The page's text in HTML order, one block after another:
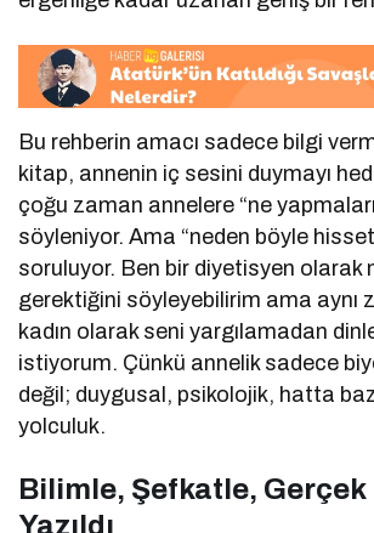
Bu rehberin amacı sadece bilgi
kitap, annenin iç sesini duymayı
çoğu zaman annelere “ne
söyleniyor. Ama “neden böyle
soruluyor. Ben bir diyetisyen olarak
gerektiğini söyleyebilirim ama aynı
kadın olarak seni yargılamadan
istiyorum. Çünkü annelik sadece
değil; duygusal, psikolojik, hatta
yolculuk.
Bilimle, Şefkatle, Gerçek
Yazıldı